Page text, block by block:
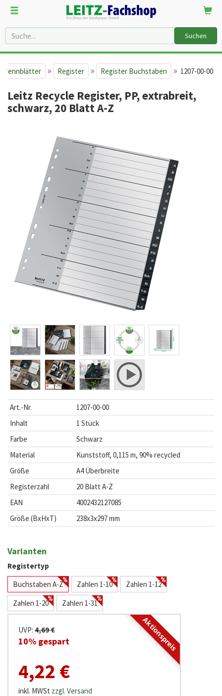
Suchen
Trennblätter » Register » Register Buchstaben » 1207-00-00
Leitz Recycle Register, PP, extrabreit,
schwarz, 20 Blatt A-Z
Art.-Nr.
1207-00-00
Inhalt
1 Stück
Farbe
Schwarz
Material
Kunststoff, 0,115 m, 90% recycled
Größe
A4 Überbreite
Registerzahl
20 Blatt A-Z
EAN
4002432127085
Größe (BxHxT)
238x3x297 mm
Varianten
Registertyp
Buchstaben A-Z
Zahlen 1-10
Zahlen 1-12
Zahlen 1-20
Zahlen 1-31
Aktionspreis
UVP: 4,69 €
10% gespart
4,22 €
inkl. MWSt zzgl. Versand